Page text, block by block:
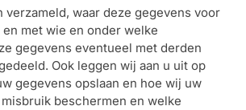
verzameld, waar deze gegevens voor
met wie en onder welke
gegevens eventueel met derden
Ook leggen wij aan u uit op
gegevens opslaan en hoe wij uw
beschermen en welke